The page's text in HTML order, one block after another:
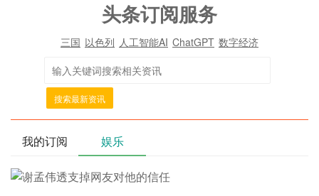
头条订阅服务
三国 以色列 人工智能AI ChatGPT 数字经济
搜索最新资讯
我的订阅 娱乐